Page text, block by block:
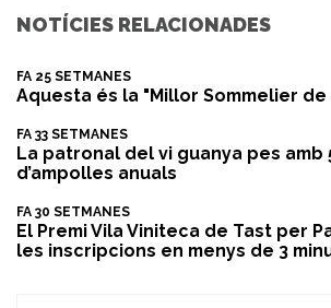
NOTÍCIES RELACIONADES
FA 25 SETMANES
Aquesta és la "Millor Sommelier de
FA 33 SETMANES
La patronal del vi guanya pes amb
d’ampolles anuals
FA 30 SETMANES
El Premi Vila Viniteca de Tast per
les inscripcions en menys de 3